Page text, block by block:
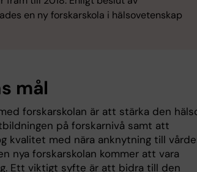
en ny forskarskola i hälsovetenskap
mål
forskarskolan är att stärka den
på forskarnivå samt att
kvalitet med nära anknytning till
nya forskarskolan kommer att vara
Ett viktigt syfte är att bidra till den